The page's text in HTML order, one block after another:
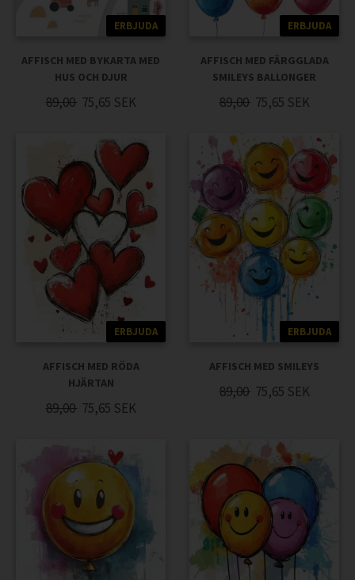
ERBJUDA
AFFISCH MED BYKARTA MED
HUS OCH DJUR
89,00 75,65 SEK
ERBJUDA
AFFISCH MED FÄRGGLADA
SMILEYS BALLONGER
89,00 75,65 SEK
ERBJUDA
AFFISCH MED RÖDA
HJÄRTAN
89,00 75,65 SEK
ERBJUDA
AFFISCH MED SMILEYS
89,00 75,65 SEK